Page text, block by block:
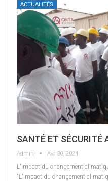
ACTUALITÉS
SANTÉ ET SÉCURITÉ
Admin Avr 30, 2024
L'impact du changement
"L'impact du changement